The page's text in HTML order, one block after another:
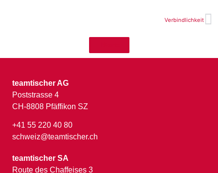
Verbindlichkeit
teamtischer AG
Poststrasse 4
CH-8808 Pfäffikon SZ
+41 55 220 40 80
schweiz@teamtischer.ch
teamtischer SA
Route des Chaffeises 3